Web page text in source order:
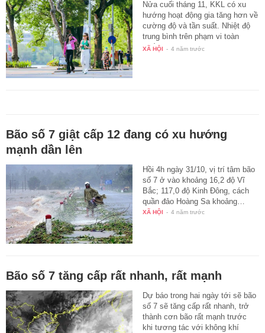
Nửa cuối tháng 11, KKL có xu
hướng hoạt động gia tăng hơn về
cường độ và tần suất. Nhiệt độ
trung bình trên phạm vi toàn
quốc…
XÃ HỘI - 4 năm trước
Bão số 7 giật cấp 12 đang có xu hướng
mạnh dần lên
Hồi 4h ngày 31/10, vị trí tâm bão
số 7 ở vào khoảng 16,2 độ Vĩ
Bắc; 117,0 độ Kinh Đông, cách
quần đảo Hoàng Sa khoảng…
XÃ HỘI - 4 năm trước
Bão số 7 tăng cấp rất nhanh, rất mạnh
Dự báo trong hai ngày tới sẽ bão
số 7 sẽ tăng cấp rất nhanh, trở
thành cơn bão rất mạnh trước
khi tương tác với không khí